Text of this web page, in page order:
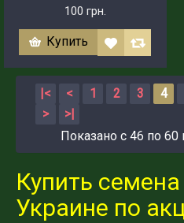
100 грн.
Купить
|< < 1 2 3 4
>
>|
Показано с 46 по 60
Купить
Украине по